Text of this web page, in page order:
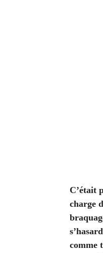
C’était
charge
comme